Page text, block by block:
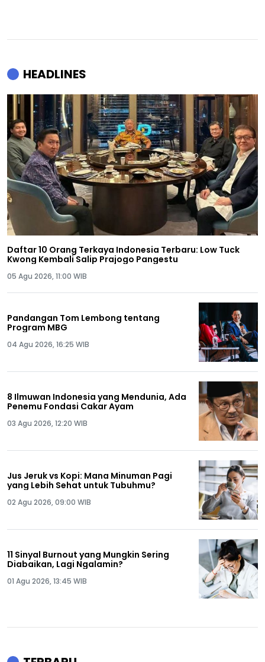
HEADLINES
Daftar 10 Orang Terkaya Indonesia Terbaru: Low Tuck
Kwong Kembali Salip Prajogo Pangestu
05 Agu 2026, 11:00 WIB
Pandangan Tom Lembong tentang
Program MBG
04 Agu 2026, 16:25 WIB
8 Ilmuwan Indonesia yang Mendunia, Ada
Penemu Fondasi Cakar Ayam
03 Agu 2026, 12:20 WIB
Jus Jeruk vs Kopi: Mana Minuman Pagi
yang Lebih Sehat untuk Tubuhmu?
02 Agu 2026, 09:00 WIB
11 Sinyal Burnout yang Mungkin Sering
Diabaikan, Lagi Ngalamin?
01 Agu 2026, 13:45 WIB